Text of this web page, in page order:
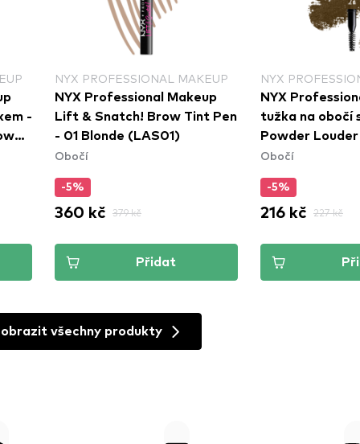
-
NYX PROFESSIONAL MAKEUP
NYX Professional Makeup
Lift & Snatch! Brow Tint Pen
- 01 Blonde (LAS01)
Obočí
-5%
360 kč 379 kč
Přidat
NYX
NYX
tužka na obočí
Powder
Pencil - Taupe
Obočí
-5%
216 kč 227 kč
všechny produkty